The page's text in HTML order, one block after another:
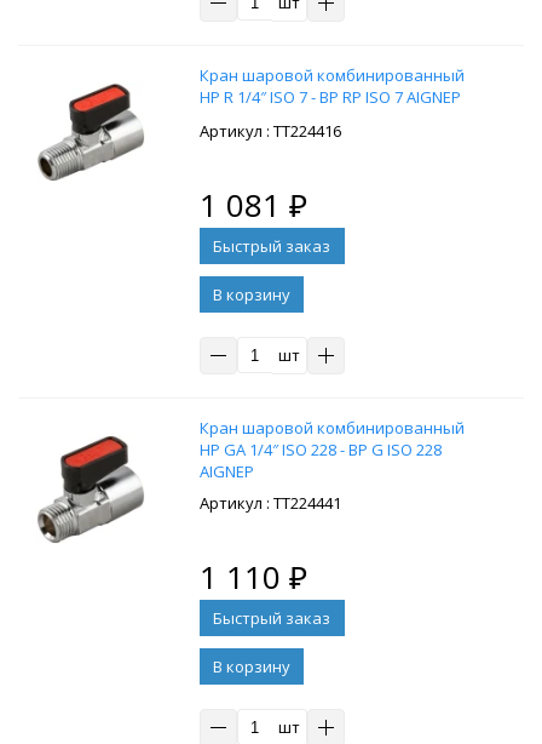
Кран шаровой комбинированный
НР R 1/4″ ISO 7 - ВР RP ISO 7 AIGNEP
: ТТ224416
1 081 ₽
В корзину
шт
Кран шаровой комбинированный
НР GA 1/4″ ISO 228 - ВР G ISO 228
AIGNEP
: ТТ224441
1 110 ₽
В корзину
шт